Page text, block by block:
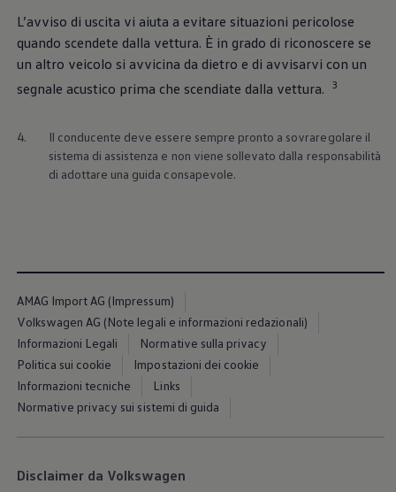
L’avviso di uscita vi aiuta a evitare situazioni pericolose
quando scendete dalla vettura. È in grado di riconoscere se
un altro veicolo si avvicina da dietro e di avvisarvi con un
segnale acustico prima che scendiate dalla vettura.
3
4.
Il conducente deve essere sempre pronto a sovraregolare il
sistema di assistenza e non viene sollevato dalla responsabilità
di adottare una guida consapevole.
AMAG Import AG (Impressum)
Volkswagen AG (Note legali e informazioni redazionali)
Informazioni Legali
Normative sulla privacy
Politica sui cookie
Impostazioni dei cookie
Informazioni tecniche
Links
Normative privacy sui sistemi di guida
Disclaimer da Volkswagen